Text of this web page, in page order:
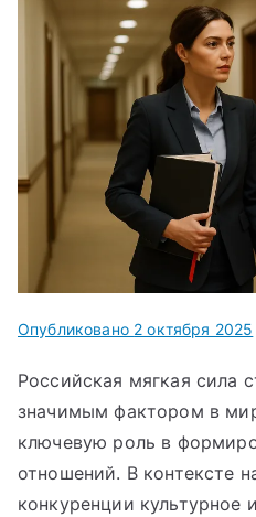
Опубликовано 2 октября 2025
Российская мягкая сила
значимым фактором в
ключевую роль в
отношений. В контексте
конкуренции культурное